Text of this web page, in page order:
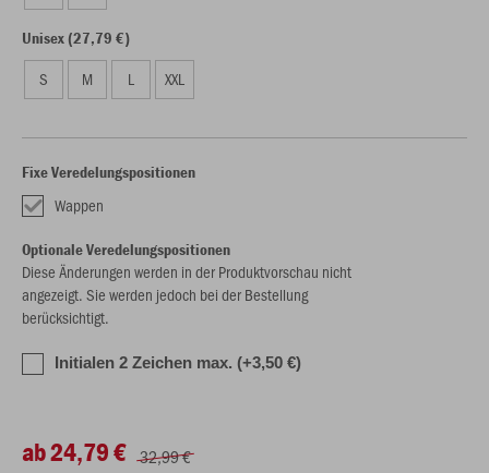
Unisex (27,79 €)
S M L XXL
Fixe Veredelungspositionen
Wappen
Optionale Veredelungspositionen
Diese Änderungen werden in der Produktvorschau nicht
angezeigt. Sie werden jedoch bei der Bestellung
berücksichtigt.
Initialen 2 Zeichen max. (+3,50 €)
ab 24,79 € 32,99 €